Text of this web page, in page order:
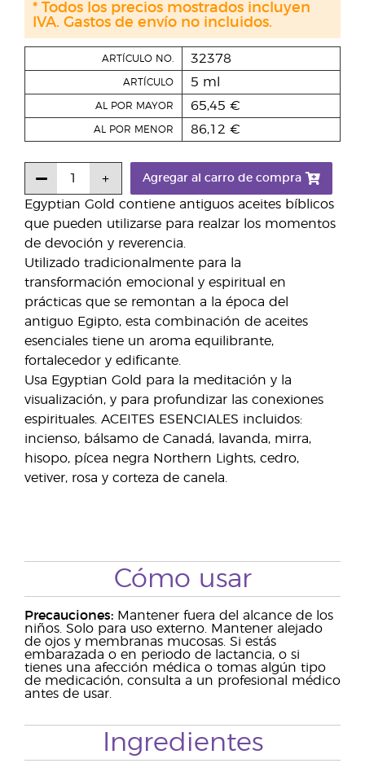
Egyptian Gold contiene antiguos aceites bíblicos
que pueden utilizarse para realzar los momentos
de devoción y reverencia.
Utilizado tradicionalmente para la
transformación emocional y espiritual en
prácticas que se remontan a la época del
antiguo Egipto, esta combinación de aceites
esenciales tiene un aroma equilibrante,
fortalecedor y edificante.
Usa Egyptian Gold para la meditación y la
visualización, y para profundizar las conexiones
espirituales. ACEITES ESENCIALES incluidos:
incienso, bálsamo de Canadá, lavanda, mirra,
hisopo, pícea negra Northern Lights, cedro,
vetiver, rosa y corteza de canela.
ARTÍCULO NO. 32378
ARTÍCULO 5 ml
AL POR MAYOR 65,45 €
AL POR MENOR 86,12 €
Agregar al carro de compra
* Todos los precios mostrados incluyen
IVA. Gastos de envío no incluidos.
Cómo usar
Precauciones: Mantener fuera del alcance de los
niños. Solo para uso externo. Mantener alejado
de ojos y membranas mucosas. Si estás
embarazada o en periodo de lactancia, o si
tienes una afección médica o tomas algún tipo
de medicación, consulta a un profesional médico
antes de usar.
Ingredientes